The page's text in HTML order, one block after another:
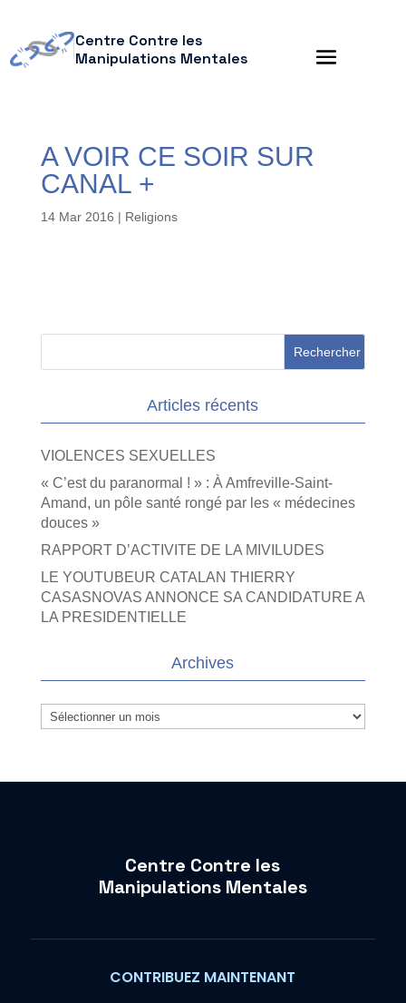
Centre Contre les
Manipulations Mentales
A VOIR CE SOIR SUR
CANAL +
14 Mar 2016 | Religions
Articles récents
VIOLENCES SEXUELLES
« C’est du paranormal ! » : À Amfreville-Saint-
Amand, un pôle santé rongé par les « médecines
douces »
RAPPORT D’ACTIVITE DE LA MIVILUDES
LE YOUTUBEUR CATALAN THIERRY
CASASNOVAS ANNONCE SA CANDIDATURE A
LA PRESIDENTIELLE
Archives
Archives
Centre Contre les
Manipulations Mentales
CONTRIBUEZ MAINTENANT